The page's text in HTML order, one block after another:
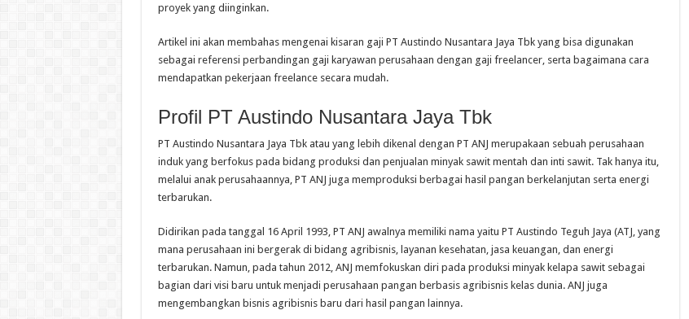
proyek yang diinginkan.
Artikel ini akan membahas mengenai kisaran gaji PT Austindo Nusantara Jaya Tbk yang bisa digunakan
sebagai referensi perbandingan gaji karyawan perusahaan dengan gaji freelancer, serta bagaimana cara
mendapatkan pekerjaan freelance secara mudah.
Profil PT Austindo Nusantara Jaya Tbk
PT Austindo Nusantara Jaya Tbk atau yang lebih dikenal dengan PT ANJ merupakaan sebuah perusahaan
induk yang berfokus pada bidang produksi dan penjualan minyak sawit mentah dan inti sawit. Tak hanya itu,
melalui anak perusahaannya, PT ANJ juga memproduksi berbagai hasil pangan berkelanjutan serta energi
terbarukan.
Didirikan pada tanggal 16 April 1993, PT ANJ awalnya memiliki nama yaitu PT Austindo Teguh Jaya (ATJ, yang
mana perusahaan ini bergerak di bidang agribisnis, layanan kesehatan, jasa keuangan, dan energi
terbarukan. Namun, pada tahun 2012, ANJ memfokuskan diri pada produksi minyak kelapa sawit sebagai
bagian dari visi baru untuk menjadi perusahaan pangan berbasis agribisnis kelas dunia. ANJ juga
mengembangkan bisnis agribisnis baru dari hasil pangan lainnya.